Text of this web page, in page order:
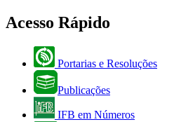
Acesso Rápido
Portarias e Resoluções
Publicações
IFB em Números